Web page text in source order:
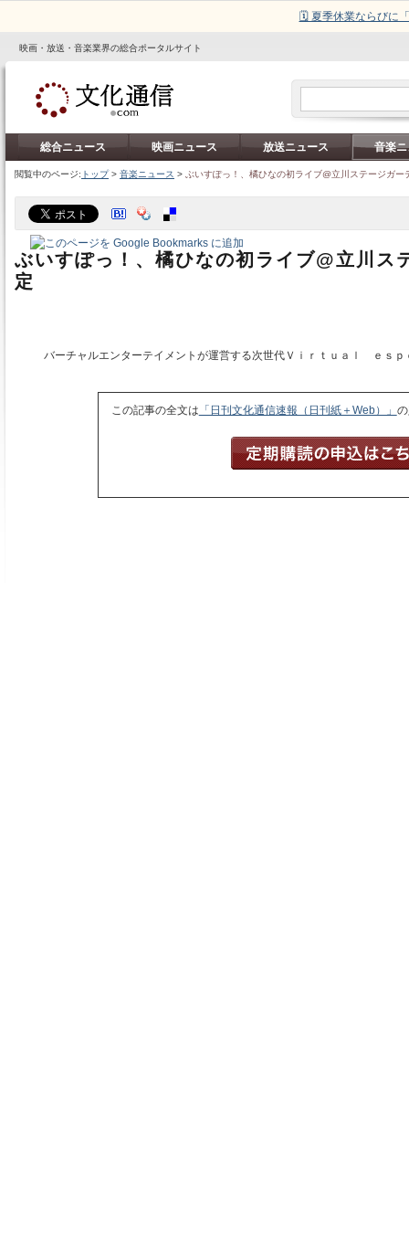
🗓️ 夏季休業ならびに
映画・放送・音楽業界の総合ポータルサイト
総合ニュース 映画ニュース 放送ニュース 音楽
閲覧中のページ: トップ> 音楽ニュース > ぶいすぽっ！、橘ひなの初ライブ@立川ステージガー
ぶいすぽっ！、橘ひなの初ライブ@立川ス
定
バーチャルエンターテイメントが運営する次世代Ｖｉｒｔｕａｌ ｅ
この記事の全文は 「日刊文化通信速報（日刊紙＋Web）」